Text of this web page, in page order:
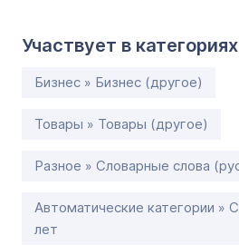
Участвует в категориях
Бизнес » Бизнес (другое)
Товары » Товары (другое)
Разное » Словарные слова
Автоматические категории »
лет